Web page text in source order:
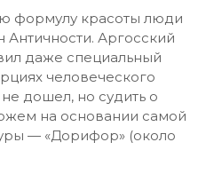
формулу красоты люди
Аргосский
даже специальный
человеческого
дошел, но судить о
на основании самой
— «Дорифор» (около